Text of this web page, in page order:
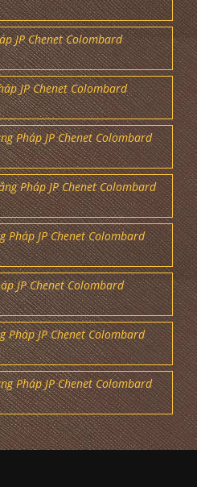
JP Chenet Colombard
JP Chenet Colombard
Pháp JP Chenet Colombard
Pháp JP Chenet Colombard
Pháp JP Chenet Colombard
JP Chenet Colombard
Pháp JP Chenet Colombard
Pháp JP Chenet Colombard